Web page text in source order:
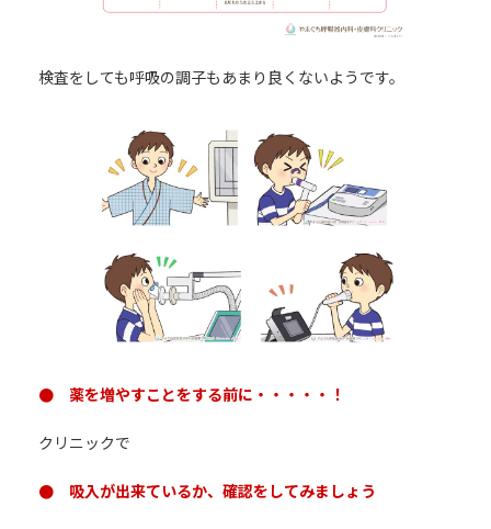
検査をしても呼吸の調子もあまり良くないようです。
● 薬を増やすことをする前に・・・・・！
クリニックで
● 吸入が出来ているか、確認をしてみましょう